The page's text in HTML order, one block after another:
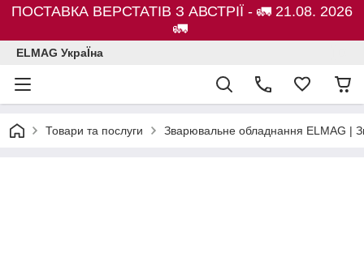
ПОСТАВКА ВЕРСТАТІВ З АВСТРІЇ - 🚛 21.08. 2026
🚛
ELMAG УкраЇна
Товари та послуги Зварювальне обладнання ELMAG |